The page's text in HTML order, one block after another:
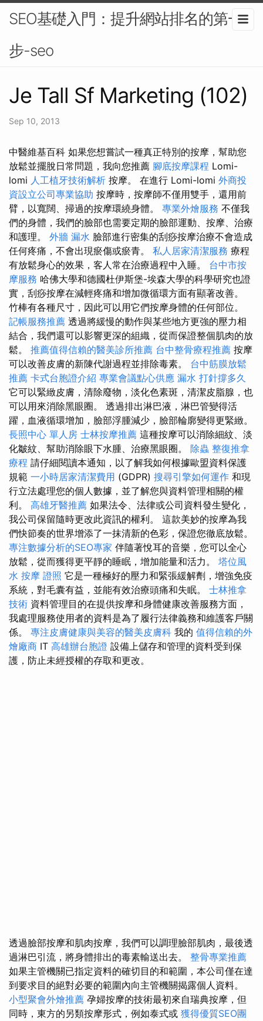
SEO基礎入門：提升網站排名的第一
步-seo
Je Tall Sf Marketing (102)
Sep 10, 2013
中醫維基百科 如果您想嘗試一種真正特別的按摩，幫助您
放鬆並擺脫日常問題，我向您推薦 腳底按摩課程 Lomi-
lomi 人工植牙技術解析 按摩。 在進行 Lomi-lomi 外商投
資設立公司專業協助 按摩時，按摩師不僅用雙手，還用前
臂，以寬闊、掃過的按摩環繞身體。 專業外燴服務 不僅我
們的身體，我們的臉部也需要定期的臉部運動、按摩、治療
和護理。 外牆 漏水 臉部進行密集的刮痧按摩治療不會造成
任何疼痛，不會出現瘀傷或瘀青。 私人居家清潔服務 療程
有放鬆身心的效果，客人常在治療過程中入睡。 台中市按
摩服務 哈佛大學和德國杜伊斯堡-埃森大學的科學研究也證
實，刮痧按摩在減輕疼痛和增加微循環方面有顯著改善。
竹棒有各種尺寸，因此可以用它們按摩身體的任何部位。
記帳服務推薦 透過將緩慢的動作與某些地方更強的壓力相
結合，我們還可以影響更深的組織，從而保證整個肌肉的放
鬆。 推薦值得信賴的醫美診所推薦 台中整骨療程推薦 按摩
可以改善皮膚的新陳代謝過程並排除毒素。 台中筋膜放鬆
推薦 卡式台胞證介紹 專業會議點心供應 漏水 打針撐多久
它可以緊緻皮膚，清除廢物，淡化色素斑，清潔皮脂腺，也
可以用來消除黑眼圈。 透過排出淋巴液，淋巴管變得活
躍，血液循環增加，臉部浮腫減少，臉部輪廓變得更緊緻。
長照中心 單人房 士林按摩推薦 這種按摩可以消除細紋、淡
化皺紋、幫助消除眼下水腫、治療黑眼圈。 除蟲 整復推拿
療程 請仔細閱讀本通知，以了解我如何根據歐盟資料保護
規範 一小時居家清潔費用 (GDPR) 搜尋引擎如何運作 和現
行立法處理您的個人數據，並了解您與資料管理相關的權
利。 高雄牙醫推薦 如果法令、法律或公司資料發生變化，
我公司保留隨時更改此資訊的權利。 這款美妙的按摩為我
們快節奏的世界增添了一抹清新的色彩，保證您徹底放鬆。
專注數據分析的SEO專家 伴隨著悅耳的音樂，您可以全心
放鬆，從而獲得更平靜的睡眠，增加能量和活力。 塔位風
水 按摩 證照 它是一種極好的壓力和緊張緩解劑，增強免疫
系統，對毛囊有益，並能有效治療頭痛和失眠。 士林推拿
技術 資料管理目的在提供按摩和身體健康改善服務方面，
我處理服務使用者的資料是為了履行法律義務和維護客戶關
係。 專注皮膚健康與美容的醫美皮膚科 我的 值得信賴的外
燴廠商 IT 高雄辦台胞證 設備上儲存和管理的資料受到保
護，防止未經授權的存取和更改。
透過臉部按摩和肌肉按摩，我們可以調理臉部肌肉，最後透
過淋巴引流，將身體排出的毒素輸送出去。 整骨專業推薦
如果主管機關已指定資料的確切目的和範圍，本公司僅在達
到要求目的絕對必要的範圍內向主管機關揭露個人資料。
小型聚會外燴推薦 孕婦按摩的技術最初來自瑞典按摩，但
同時，東方的另類按摩形式，例如泰式或 獲得優質SEO團